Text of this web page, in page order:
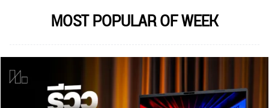
MOST POPULAR OF WEEK